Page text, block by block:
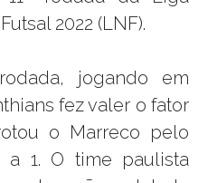
2022 (LNF).
jogando em
fez valer o fator
o Marreco pelo
a 1. O time paulista